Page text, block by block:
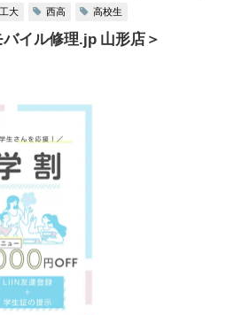
大 西高 高校生
イル修理.jp 山形店＞